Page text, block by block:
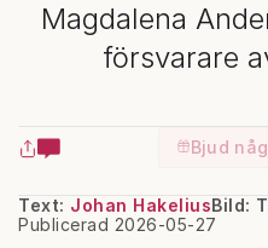
Magdalena
försvarare
Bjud
Text: Johan Hakelius
Publicerad 2026-05-27
Bild: